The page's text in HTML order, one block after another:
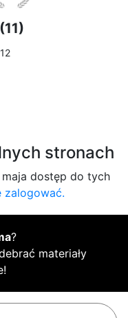
(11)
stronach
dostęp do tych
zalogować.
?
materiały